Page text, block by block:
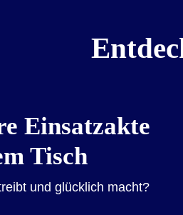
Einsatzakte
Tisch
und glücklich macht?